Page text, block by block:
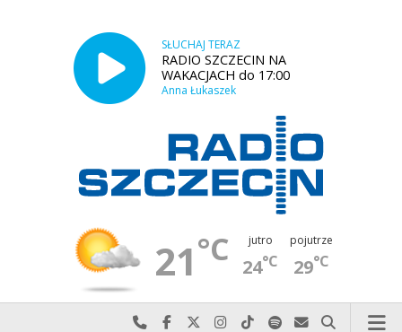
SŁUCHAJ TERAZ
RADIO SZCZECIN NA
WAKACJACH do 17:00
Anna Łukaszek
21°C jutro
24°C
pojutrze
29°C
Najlepiej po prostu do nas zadzwoń
Odwiedź nas na Facebook-u
Odwiedź nas na X
Odwiedź nas na Instagram-ie
Odwiedź nas na TikTok-u
Szukaj nas na Spotify
Wyślij do nas
Szukaj